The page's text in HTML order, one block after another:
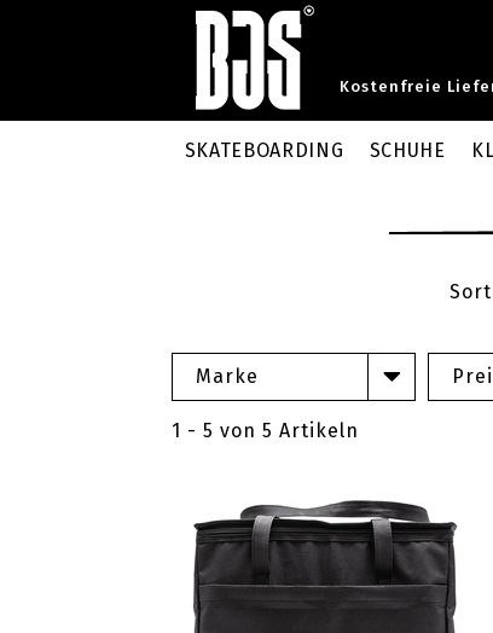
Kostenfreie
SKATEBOARDING SCHUHE
Marke
1 - 5 von 5 Artikeln